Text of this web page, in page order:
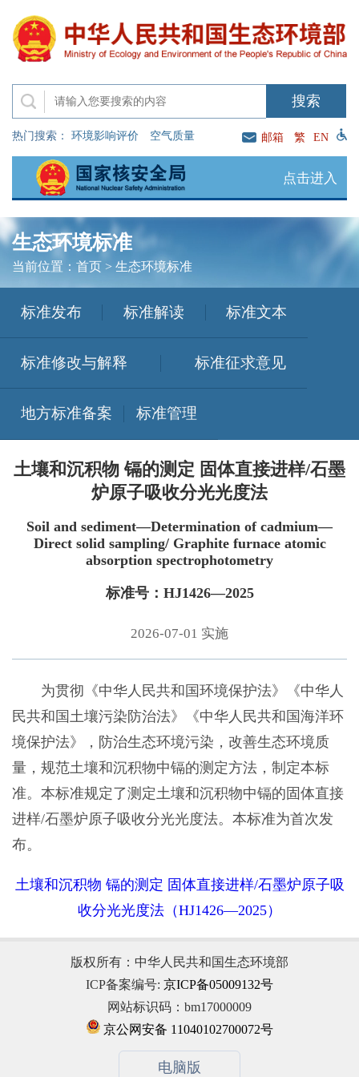
热门搜索： 环境影响评价 空气质量 邮箱 繁 EN
点击进入
生态环境标准
当前位置： 首页> 生态环境标准
标准发布 标准解读 标准文本
标准修改与解释 标准征求意见
地方标准备案 标准管理
土壤和沉积物 镉的测定 固体直接进样/石墨
炉原子吸收分光光度法
Soil and sediment—Determination of cadmium—
Direct solid sampling/ Graphite furnace atomic
absorption spectrophotometry
标准号：HJ1426—2025
2026-07-01 实施
为贯彻《中华人民共和国环境保护法》《中华人
民共和国土壤污染防治法》《中华人民共和国海洋环
境保护法》，防治生态环境污染，改善生态环境质
量，规范土壤和沉积物中镉的测定方法，制定本标
准。本标准规定了测定土壤和沉积物中镉的固体直接
进样/石墨炉原子吸收分光光度法。本标准为首次发
布。
土壤和沉积物 镉的测定 固体直接进样/石墨炉原子吸
收分光光度法（HJ1426—2025）
版权所有：中华人民共和国生态环境部
ICP备案编号: 京ICP备05009132号
网站标识码：bm17000009
京公网安备 11040102700072号
电脑版